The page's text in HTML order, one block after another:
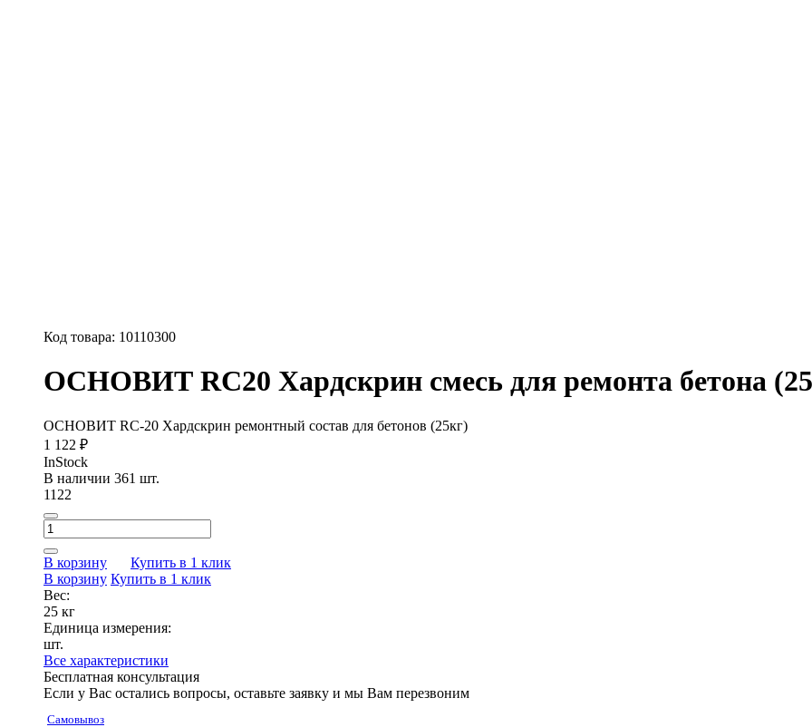
Код товара: 10110300
ОСНОВИТ RC20 Хардскрин смесь для ремонта бетона
ОСНОВИТ RC-20 Хардскрин ремонтный состав для бетонов (25кг)
1 122 ₽
InStock
В наличии 361 шт.
1122
В корзину
Купить в 1 клик
В корзину Купить в 1 клик
Вес:
25 кг
Единица измерения:
шт.
Все характеристики
Бесплатная консультация
Если у Вас остались вопросы, оставьте заявку и мы Вам перезвоним
Самовывоз